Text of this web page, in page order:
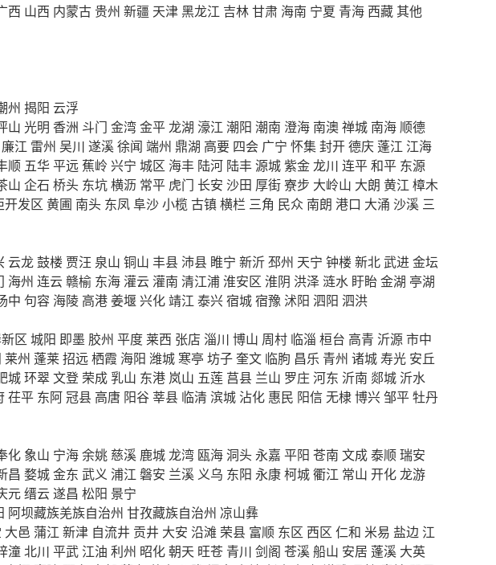
西 山西 内蒙古 贵州 新疆 天津黑龙江 吉林甘肃 海南 宁夏 青海 西藏其他
州 揭阳 云浮
山 光明 香洲 斗门 金湾金平龙湖 濠江 潮阳 潮南 澄海 南澳禅城 南海 顺德
廉江 雷州 吴川 遂溪徐闻 端州 鼎湖 高要 四会 广宁 怀集封开德庆 蓬江 江海
顺 五华平远 蕉岭 兴宁 城区 海丰 陆河 陆丰源城紫金龙川 连平和平 东源
山 企石 桥头 东坑横沥 常平 虎门 长安 沙田 厚街寮步 大岭山 大朗 黄江 樟木
开发区 黄圃 南头 东凤阜沙小榄 古镇横栏 三角 民众 南朗 港口 大涌 沙溪 三
云龙鼓楼 贾汪 泉山 铜山 丰县 沛县 睢宁 新沂邳州 天宁 钟楼 新北武进金坛
海州 连云赣榆 东海灌云灌南 清江浦淮安区 淮阴 洪泽 涟水 盱眙金湖 亭湖
中 句容 海陵 高港姜堰兴化靖江 泰兴宿城宿豫 沭阳 泗阳 泗洪
区 城阳 即墨 胶州 平度 莱西 张店 淄川 博山 周村 临淄 桓台 高青 沂源市中
莱州 蓬莱招远 栖霞 海阳 潍城 寒亭 坊子奎文 临朐 昌乐 青州 诸城寿光 安丘
城环翠文登 荣成乳山 东港 岚山 五莲 莒县 兰山 罗庄河东 沂南 郯城 沂水
茌平 东阿冠县 高唐 阳谷莘县 临清滨城 沾化 惠民 阳信无棣博兴邹平牡丹
化 象山 宁海余姚 慈溪 鹿城龙湾 瓯海洞头 永嘉 平阳 苍南 文成泰顺瑞安
昌 婺城金东 武义 浦江 磐安 兰溪 义乌 东阳 永康柯城衢江 常山 开化龙游
元缙云遂昌 松阳 景宁
阿坝藏族羌族自治州 甘孜藏族自治州 凉山彝
大邑 蒲江 新津 自流井 贡井 大安 沿滩 荣县 富顺 东区 西区 仁和 米易 盐边 江
潼北川 平武 江油 利州 昭化朝天 旺苍 青川 剑阁 苍溪船山 安居 蓬溪 大英